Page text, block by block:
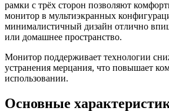
рамки с трёх сторон позволяют
монитор в мультиэкранных
минималистичный дизайн отлично
или домашнее пространство.
Монитор поддерживает технологии
устранения мерцания, что повышает
использовании.
Основные